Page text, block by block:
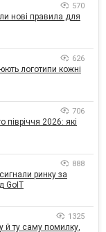
570
нові правила для
626
логотипи кожні
706
півріччя 2026: які
888
ринку за
GoIT
1325
й ту саму помилку,